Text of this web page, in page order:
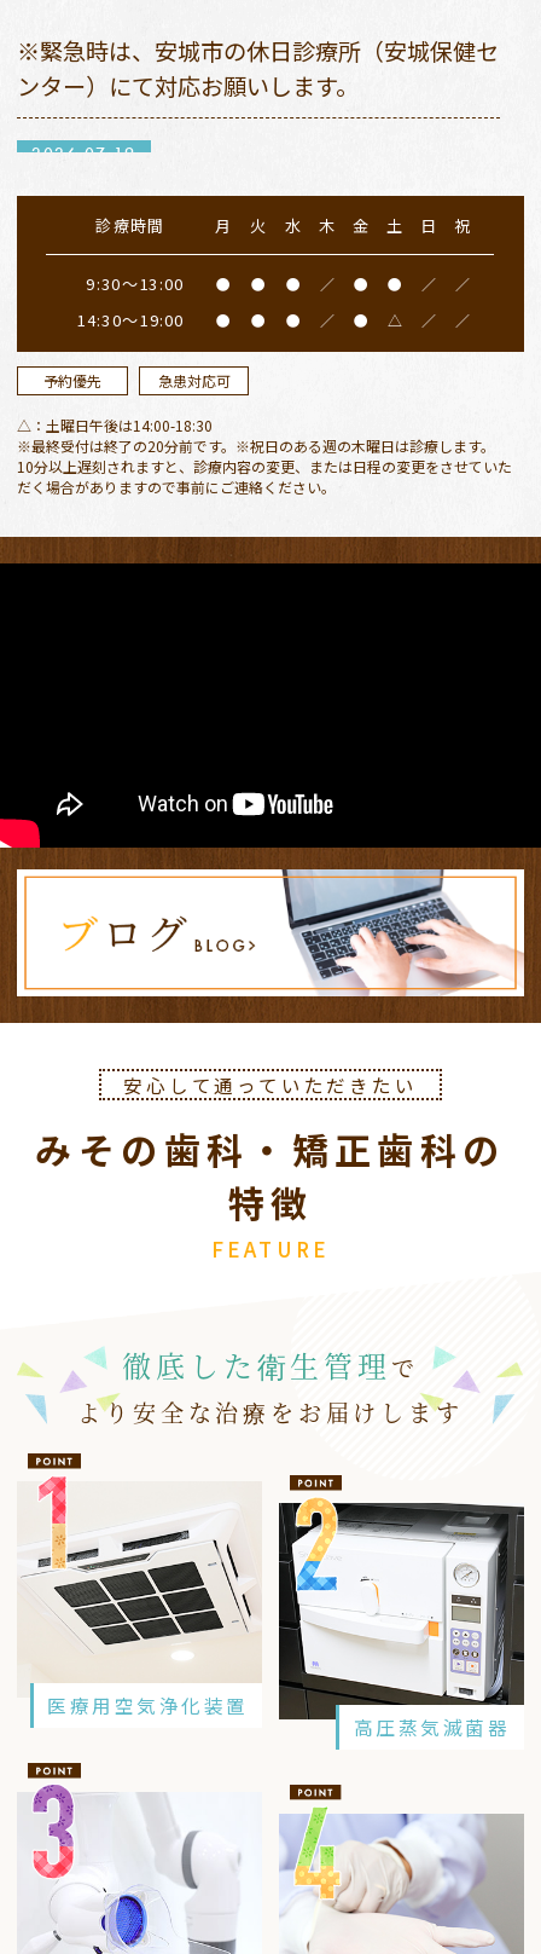
※緊急時は、安城市の休日診療所（安城保健セ
ンター）にて対応お願いします。
2026.07.19
７月２０日（月）は祝日のため、休診日となり
振替診療は２３日（木）９：３０〜１３：００
となります。午後は私用のため休診とさせてい
ご迷惑おかけしますがよろしくお願いします。
2026.04.27
４月２９日、５月３〜６日が休診日
４月３０日（木）、５月７日（木）は振替診療
2026.03.13
３月２０日（金）は祝日のため休診となりま
振替診療として１９日（木）が診療日となりま
す。
お間違えないようよろしくお願いします。
2026.02.11
２月１１日（水）、２３日（月）は祝日のため
休診 となります。
１２日（木）、２６日（木）は
となります。
診療時間 月 火 水 木 金 土 日 祝
9:30～13:00 ● ● ● ／ ● ● ／ ／
14:30～19:00 ● ● ● ／ ● △ ／ ／
予約優先 急患対応可
△：土曜日午後は14:00-18:30
※最終受付は終了の20分前です。※祝日のある週の木曜日は診療します。
10分以上遅刻されますと、診療内容の変更、または日程の変更をさせていた
だく場合がありますので事前にご連絡ください。
安心して通っていただきたい
みその歯科・矯正歯科の
特徴
FEATURE
徹底した衛生管理 で
より安全な治療をお届けします
医療用空気浄化装置
高圧蒸気滅菌器